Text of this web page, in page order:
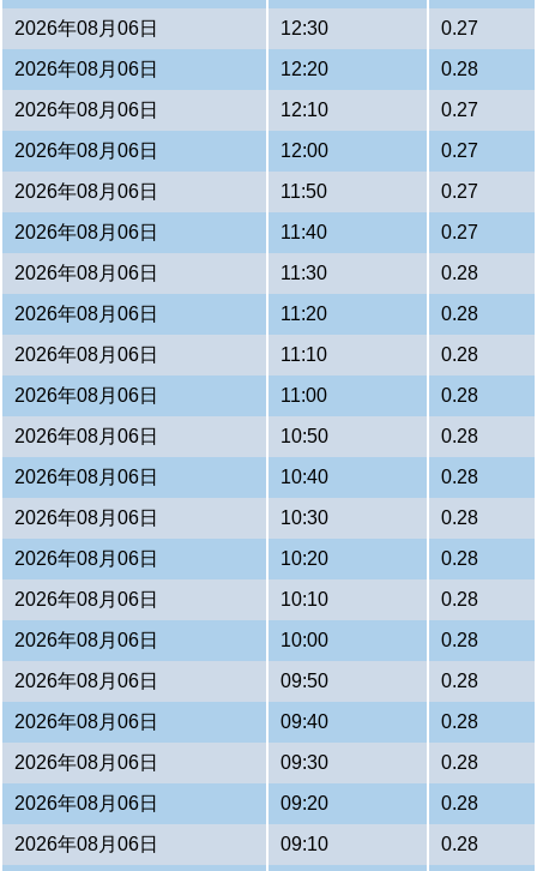
2026年08月06日
12:30
0.27
2026年08月06日
12:20
0.28
2026年08月06日
12:10
0.27
2026年08月06日
12:00
0.27
2026年08月06日
11:50
0.27
2026年08月06日
11:40
0.27
2026年08月06日
11:30
0.28
2026年08月06日
11:20
0.28
2026年08月06日
11:10
0.28
2026年08月06日
11:00
0.28
2026年08月06日
10:50
0.28
2026年08月06日
10:40
0.28
2026年08月06日
10:30
0.28
2026年08月06日
10:20
0.28
2026年08月06日
10:10
0.28
2026年08月06日
10:00
0.28
2026年08月06日
09:50
0.28
2026年08月06日
09:40
0.28
2026年08月06日
09:30
0.28
2026年08月06日
09:20
0.28
2026年08月06日
09:10
0.28